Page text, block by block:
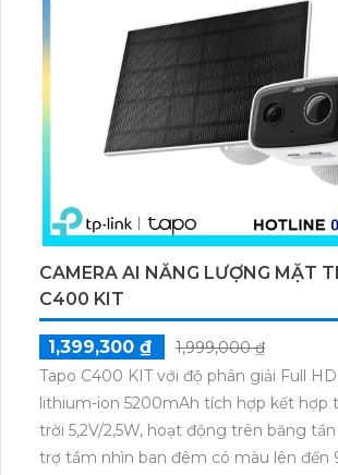
CAMERA AI NĂNG LƯỢNG MẶT
C400 KIT
1,399,300 ₫
1,999,000 ₫
Tapo C400 KIT với độ phân giải Full
lithium-ion 5200mAh tích hợp kết hợp
trời 5,2V/2,5W, hoạt động trên băng tần
trợ tầm nhìn ban đêm có màu lên đến